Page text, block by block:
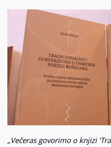
„Večeras govorimo o knjizi